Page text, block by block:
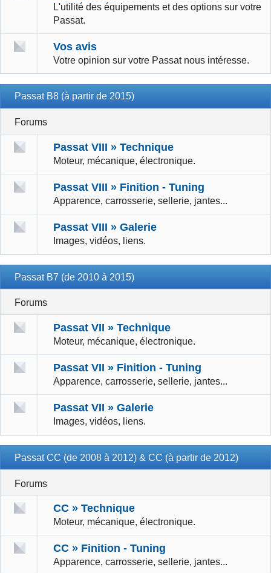
L'utilité des équipements et des options sur votre
Passat.
Vos avis
Votre opinion sur votre Passat nous intéresse.
Passat B8 (à partir de 2015)
Forums
Passat VIII » Technique
Moteur, mécanique, électronique.
Passat VIII » Finition - Tuning
Apparence, carrosserie, sellerie, jantes...
Passat VIII » Galerie
Images, vidéos, liens.
Passat B7 (de 2010 à 2015)
Forums
Passat VII » Technique
Moteur, mécanique, électronique.
Passat VII » Finition - Tuning
Apparence, carrosserie, sellerie, jantes...
Passat VII » Galerie
Images, vidéos, liens.
Passat CC (de 2008 à 2012) & CC (à partir de 2012)
Forums
CC » Technique
Moteur, mécanique, électronique.
CC » Finition - Tuning
Apparence, carrosserie, sellerie, jantes...